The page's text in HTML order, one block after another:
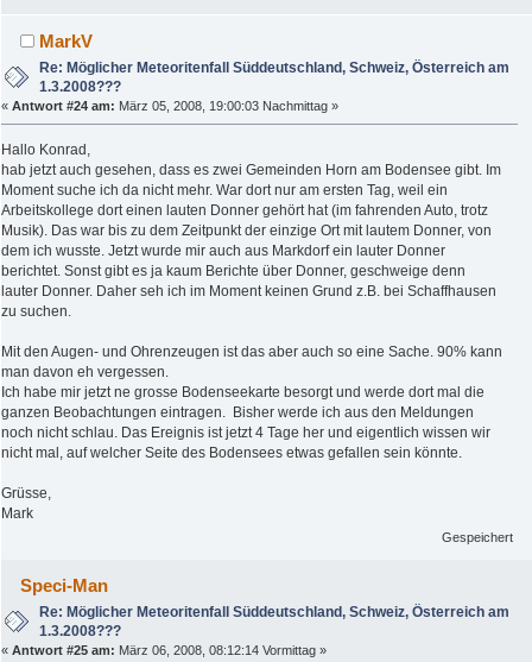
MarkV
Re: Möglicher Meteoritenfall Süddeutschland, Schweiz, Österreich am
1.3.2008???
« Antwort #24 am: März 05, 2008, 19:00:03 Nachmittag »
Hallo Konrad,
hab jetzt auch gesehen, dass es zwei Gemeinden Horn am Bodensee gibt. Im
Moment suche ich da nicht mehr. War dort nur am ersten Tag, weil ein
Arbeitskollege dort einen lauten Donner gehört hat (im fahrenden Auto, trotz
Musik). Das war bis zu dem Zeitpunkt der einzige Ort mit lautem Donner, von
dem ich wusste. Jetzt wurde mir auch aus Markdorf ein lauter Donner
berichtet. Sonst gibt es ja kaum Berichte über Donner, geschweige denn
lauter Donner. Daher seh ich im Moment keinen Grund z.B. bei Schaffhausen
zu suchen.
Mit den Augen- und Ohrenzeugen ist das aber auch so eine Sache. 90% kann
man davon eh vergessen.
Ich habe mir jetzt ne grosse Bodenseekarte besorgt und werde dort mal die
ganzen Beobachtungen eintragen. Bisher werde ich aus den Meldungen
noch nicht schlau. Das Ereignis ist jetzt 4 Tage her und eigentlich wissen wir
nicht mal, auf welcher Seite des Bodensees etwas gefallen sein könnte.
Grüsse,
Mark
Gespeichert
Speci-Man
Re: Möglicher Meteoritenfall Süddeutschland, Schweiz, Österreich am
1.3.2008???
« Antwort #25 am: März 06, 2008, 08:12:14 Vormittag »